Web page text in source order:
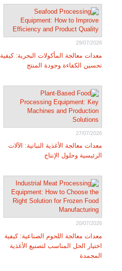
29/07/2026
معدات معالجة المأكولات البحرية: كيفية
تحسين الكفاءة وجودة المنتج
27/07/2026
معدات معالجة الأغذية النباتية: الآلات
الرئيسية وحلول الإنتاج
20/07/2026
معدات معالجة اللحوم الصناعية: كيفية
اختيار الحل المناسب لتصنيع الأغذية
المجمدة